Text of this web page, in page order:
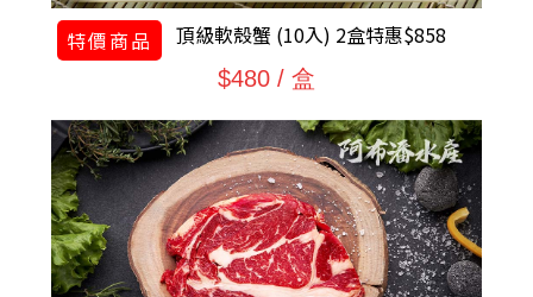
特價商品 頂級軟殼蟹 (10入) 2盒特惠$858
$480 / 盒